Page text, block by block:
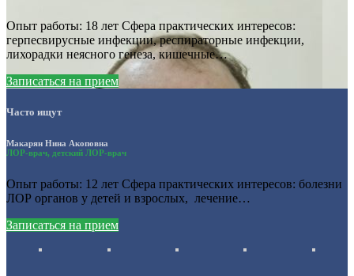
Опыт работы: 18 лет Сфера практических интересов:
герпесвирусные инфекции, респираторные инфекции,
лихорадки неясного генеза, кишечные…
Записаться на прием
Часто ищут
Макарян Нина Акоповна
ЛОР-врач, детский ЛОР-врач
Опыт работы: 12 лет Сфера практических интересов: болезни
ЛОР органов у детей и взрослых, лечение…
Записаться на прием